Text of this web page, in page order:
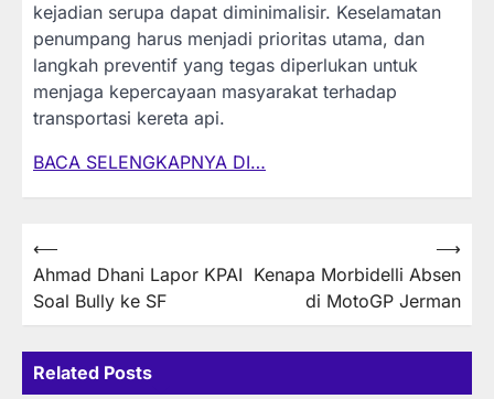
kejadian serupa dapat diminimalisir. Keselamatan
penumpang harus menjadi prioritas utama, dan
langkah preventif yang tegas diperlukan untuk
menjaga kepercayaan masyarakat terhadap
transportasi kereta api.
BACA SELENGKAPNYA DI…
Post
navigation
⟵
Ahmad Dhani Lapor KPAI
Soal Bully ke SF
Kenapa Morbidelli Absen
di MotoGP Jerman
⟶
Related Posts